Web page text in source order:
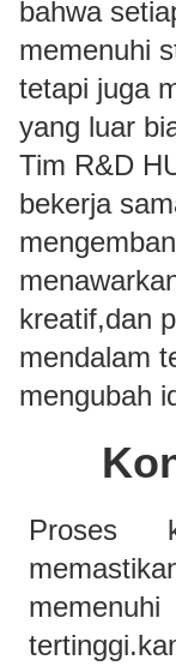
bahwa
memenuhi
tetapi juga
yang luar
Tim R&D
bekerja
kreatif,dan
mendalam
mengubah
Proses